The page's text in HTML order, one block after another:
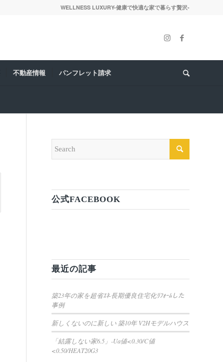
WELLNESS LUXURY-健康で快適な家で暮らす贅沢-
不動産情報 パンフレット請求
公式FACEBOOK
最近の記事
築23年の家を超省ｴﾈ-長期優良住宅化ﾘﾌｫｰﾑした
事例
新しくないのに新しい 築10年 V2Hモデルハウス
「結露しない家6.5」-Ua値<0.30/C値
<0.50/HEAT20G3